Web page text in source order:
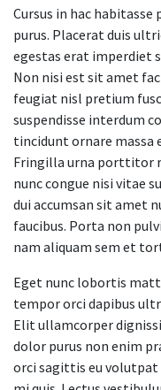
Cursus in hac
purus. Placerat duis
egestas erat imperdiet
Non nisi est sit amet
feugiat nisl pretium
suspendisse interdum
tincidunt ornare massa
Fringilla urna porttitor
nunc congue nisi vitae
dui accumsan sit amet
faucibus. Porta non
nam aliquam sem et
Eget nunc lobortis
tempor orci dapibus
Elit ullamcorper
dolor purus non enim
orci sagittis eu volutpat